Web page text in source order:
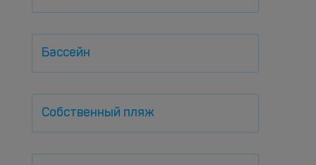
Бассейн
Собственный пляж